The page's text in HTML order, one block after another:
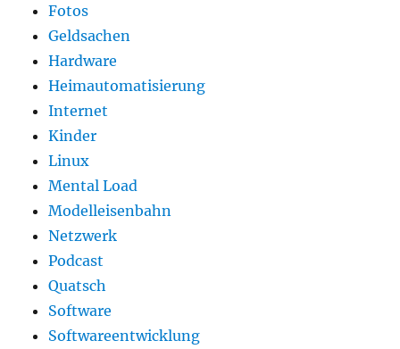
Fotos
Geldsachen
Hardware
Heimautomatisierung
Internet
Kinder
Linux
Mental Load
Modelleisenbahn
Netzwerk
Podcast
Quatsch
Software
Softwareentwicklung